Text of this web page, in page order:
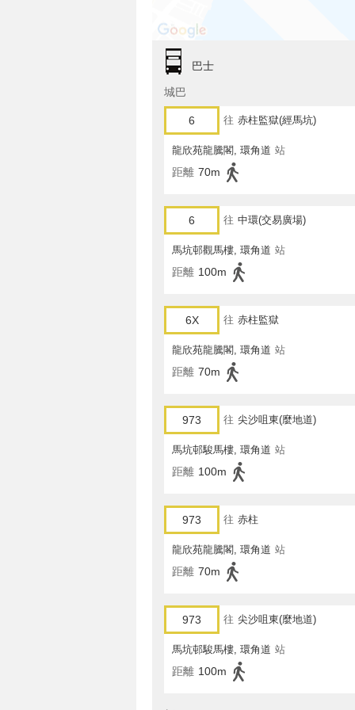
巴士
城巴
6 往 赤柱監獄(經馬坑)
龍欣苑龍騰閣, 環角道 站
距離 70m
6 往 中環(交易廣場)
馬坑邨觀馬樓, 環角道 站
距離 100m
6X 往 赤柱監獄
龍欣苑龍騰閣, 環角道 站
距離 70m
973 往 尖沙咀東(麼地道)
馬坑邨駿馬樓, 環角道 站
距離 100m
973 往 赤柱
龍欣苑龍騰閣, 環角道 站
距離 70m
973 往 尖沙咀東(麼地道)
馬坑邨駿馬樓, 環角道 站
距離 100m